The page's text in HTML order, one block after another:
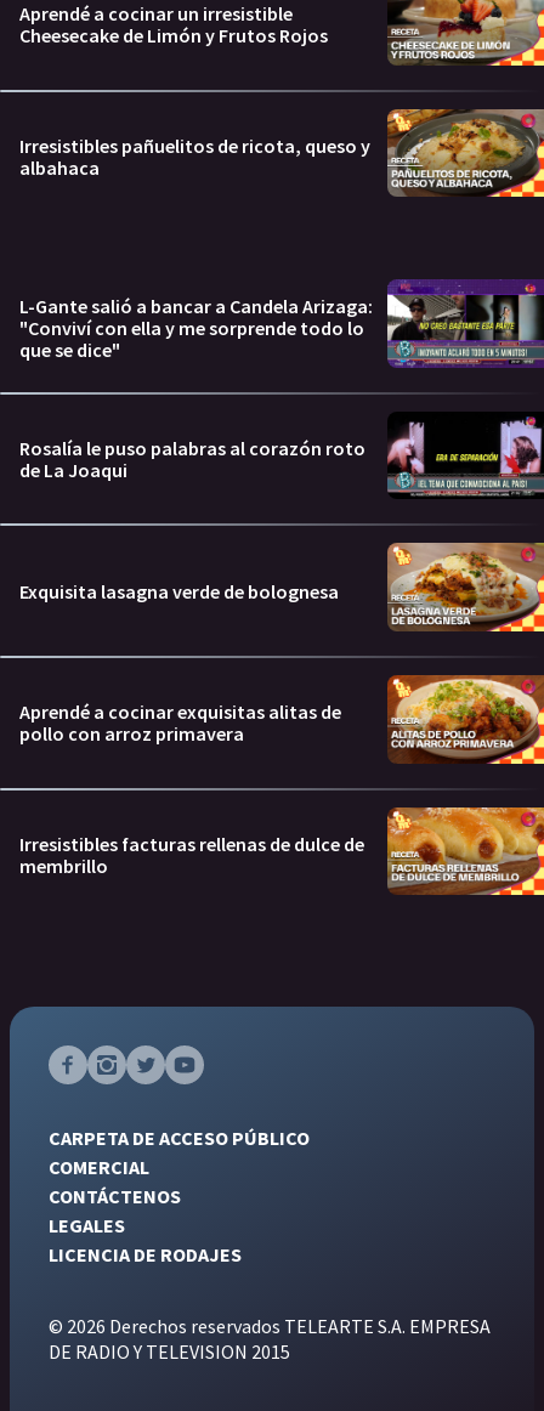
Aprendé a cocinar un irresistible
Cheesecake de Limón y Frutos Rojos
Irresistibles pañuelitos de ricota, queso y
albahaca
L-Gante salió a bancar a Candela Arizaga:
"Conviví con ella y me sorprende todo lo
que se dice"
Rosalía le puso palabras al corazón roto
de La Joaqui
Exquisita lasagna verde de bolognesa
Aprendé a cocinar exquisitas alitas de
pollo con arroz primavera
Irresistibles facturas rellenas de dulce de
membrillo
CARPETA DE ACCESO PÚBLICO
COMERCIAL
CONTÁCTENOS
LEGALES
LICENCIA DE RODAJES
© 2026 Derechos reservados TELEARTE S.A. EMPRESA
DE RADIO Y TELEVISION 2015